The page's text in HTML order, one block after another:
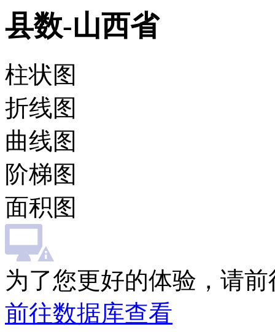
县数-山西省
柱状图
折线图
曲线图
阶梯图
面积图
为了您更好的体验，请
前往数据库查看